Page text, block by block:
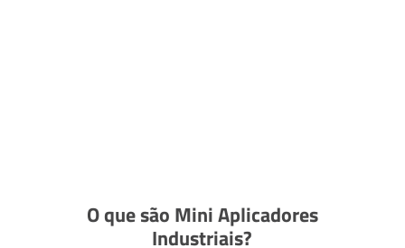
O que são Mini Aplicadores
Industriais?